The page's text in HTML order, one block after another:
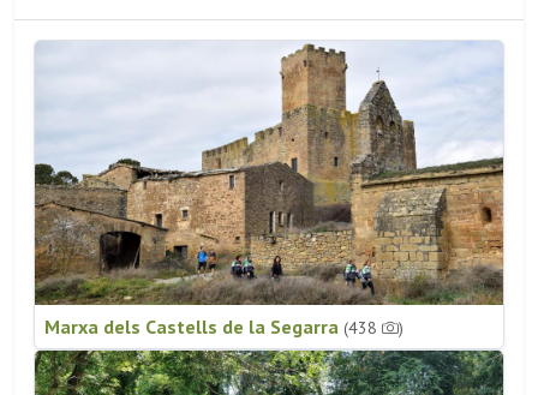
Marxa dels Castells de la Segarra (438 )